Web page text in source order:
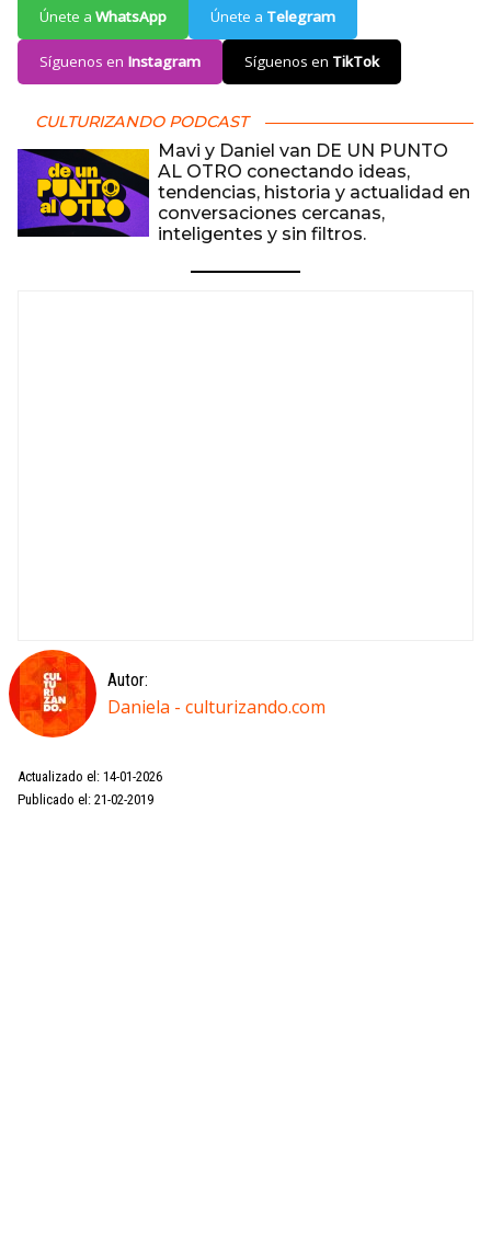
Únete a WhatsApp Únete a Telegram
Síguenos en Instagram Síguenos en TikTok
CULTURIZANDO PODCAST
Mavi y Daniel van DE UN PUNTO
AL OTRO conectando ideas,
tendencias, historia y actualidad en
conversaciones cercanas,
inteligentes y sin filtros.
Autor:
Daniela - culturizando.com
Actualizado el: 14-01-2026
Publicado el: 21-02-2019